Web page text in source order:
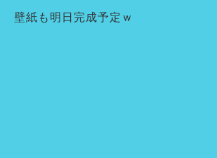
壁紙も明日完成予定ｗ